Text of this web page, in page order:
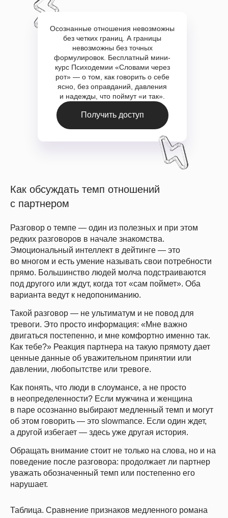
Осознанные отношения невозможны
без четких границ. А границы
невозможны без точных
формулировок. Бесплатный мини-
курс Психодемии «Словами через
рот» — о том, как говорить о себе
ясно, без оправданий, давления
и надежды, что поймут «и так».
Получить доступ
Как обсуждать темп отношений
с партнером
Разговор о темпе — один из полезных и при этом
редких разговоров в начале знакомства.
Эмоциональный интеллект в дейтинге — это
во многом и есть умение называть свои потребности
прямо. Большинство людей молча подстраиваются
под другого или ждут, когда тот «сам поймет». Оба
варианта ведут к недопониманию.
Такой разговор — не ультиматум и не повод для
тревоги. Это просто информация: «Мне важно
двигаться постепенно, и мне комфортно именно так.
Как тебе?» Реакция партнера на такую прямоту дает
ценные данные об уважительном принятии или
давлении, любопытстве или тревоге.
Как понять, что люди в слоумансе, а не просто
в неопределенности? Если мужчина и женщина
в паре осознанно выбирают медленный темп и могут
об этом говорить — это slowmance. Если один ждет,
а другой избегает — здесь уже другая история.
Обращать внимание стоит не только на слова, но и на
поведение после разговора: продолжает ли партнер
уважать обозначенный темп или постепенно его
нарушает.
Таблица. Сравнение признаков медленного романа
Скидки до конца мая
Успейте зафиксировать скидку
до–20%на обучение Подробнее